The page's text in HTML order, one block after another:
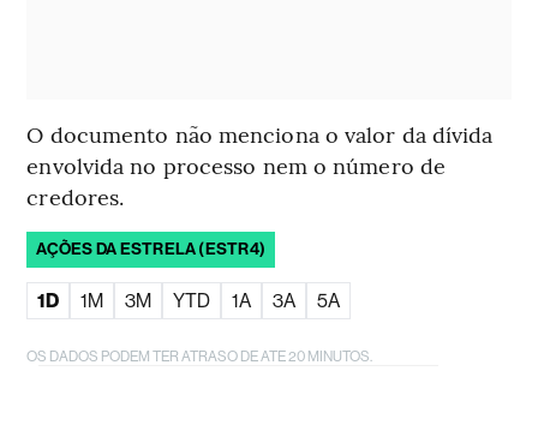
O documento não menciona o valor da dívida
envolvida no processo nem o número de
credores.
AÇÕES DA ESTRELA (ESTR4)
1D 1M 3M YTD 1A 3A 5A
OS DADOS PODEM TER ATRASO DE ATE 20 MINUTOS.